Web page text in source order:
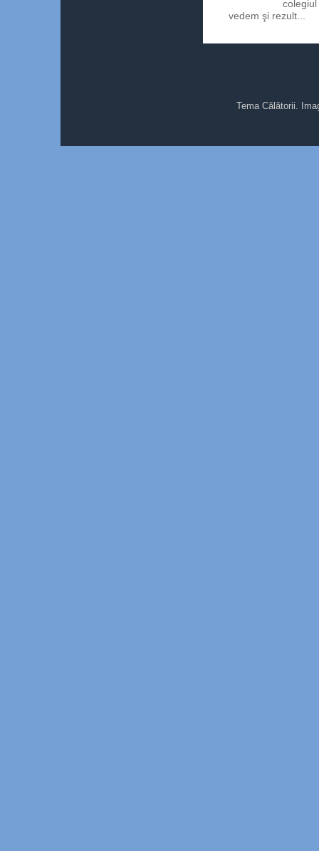
vedem şi rezult...
Tema Călătorii.